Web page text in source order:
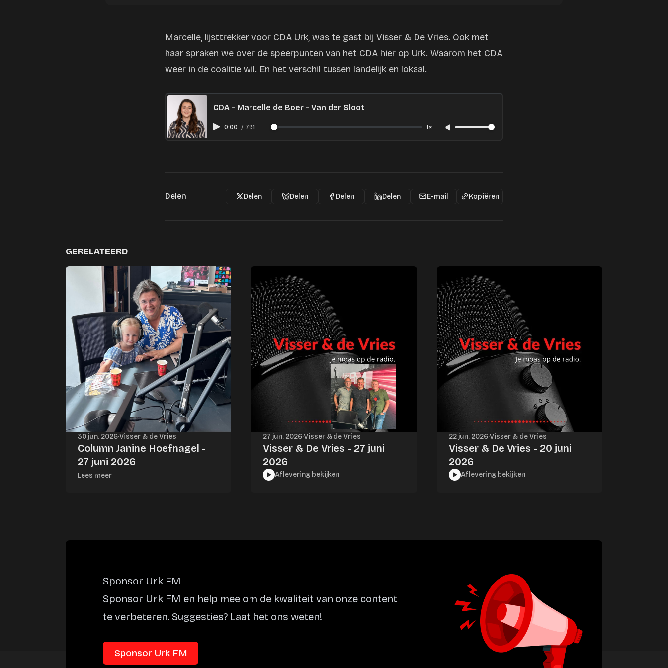
Marcelle, lijsttrekker voor CDA Urk, was te gast bij Visser & De Vries. Ook met
haar spraken we over de speerpunten van het CDA hier op Urk. Waarom het CDA
weer in de coalitie wil. En het verschil tussen landelijk en lokaal.
CDA - Marcelle de Boer - Van der Sloot
0:00 / 791 1×
Delen Delen Delen Delen Delen E-mail Kopiëren
GERELATEERD
30 jun. 2026·Visser & de Vries
Column Janine Hoefnagel -
27 juni 2026
Lees meer
27 jun. 2026·Visser & de Vries
Visser & De Vries - 27 juni
2026
Aflevering bekijken
22 jun. 2026·Visser & de Vries
Visser & De Vries - 20 juni
2026
Aflevering bekijken
Sponsor Urk FM
Sponsor Urk FM en help mee om de kwaliteit van onze content
te verbeteren. Suggesties? Laat het ons weten!
Sponsor Urk FM